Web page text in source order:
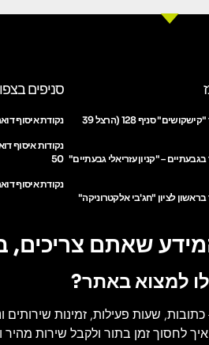
נקודת איסוף דואר "קישקושים" סניף 128 (הרצל 39
– "קניון עזריאלי גבעתיים"
בראשון לציון "חג'בי אלקטרוניקה"
סניפים
נקודת איסוף
נקודות איסוף
50
נקודת איסוף
שאתם
למצוא באתר?
שעות פעילות, זמינות שירותים
לחסוך זמן בתור ולקבל שירות מהיר